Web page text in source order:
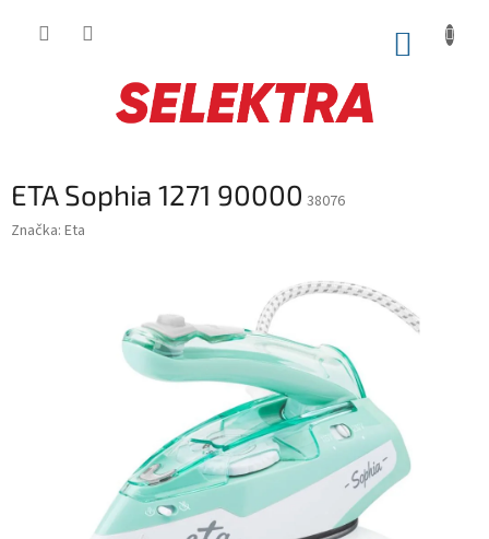
ETA Sophia 1271 90000 38076
Značka: Eta